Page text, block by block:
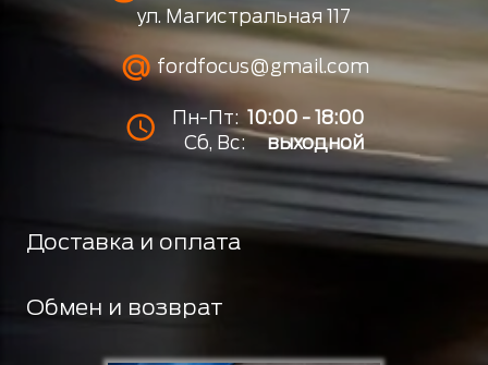
ул. Магистральная 117
fordfocus@gmail.com
Пн-Пт: 10:00 - 18:00
Сб, Вс:
выходной
Доставка и оплата
Обмен и возврат